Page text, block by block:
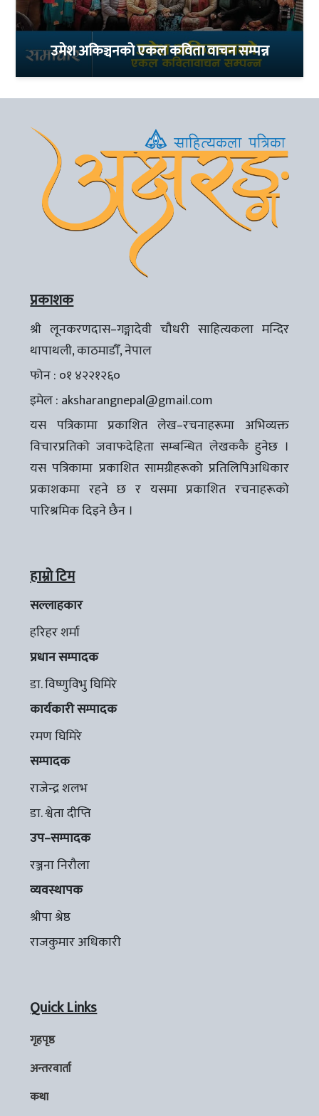
उमेश अकिञ्चनको एकल कविता वाचन सम्पन्न
प्रकाशक
श्री लूनकरणदास–गङ्गादेवी चौधरी साहित्यकला मन्दिर
थापाथली, काठमाडौँ, नेपाल
फोन : ०१ ४२२१२६०
इमेल : aksharangnepal@gmail.com
यस पत्रिकामा प्रकाशित लेख–रचनाहरूमा अभिव्यक्त
विचारप्रतिको जवाफदेहिता सम्बन्धित लेखककै हुनेछ ।
यस पत्रिकामा प्रकाशित सामग्रीहरूको प्रतिलिपिअधिकार
प्रकाशकमा रहने छ र यसमा प्रकाशित रचनाहरूको
पारिश्रमिक दिइने छैन ।
हाम्रो टिम
सल्लाहकार
हरिहर शर्मा
प्रधान सम्पादक
डा. विष्णुविभु घिमिरे
कार्यकारी सम्पादक
रमण घिमिरे
सम्पादक
राजेन्द्र शलभ
डा. श्वेता दीप्ति
उप–सम्पादक
रञ्जना निरौला
व्यवस्थापक
श्रीपा श्रेष्ठ
राजकुमार अधिकारी
Quick Links
गृहपृष्ठ
अन्तरवार्ता
कथा